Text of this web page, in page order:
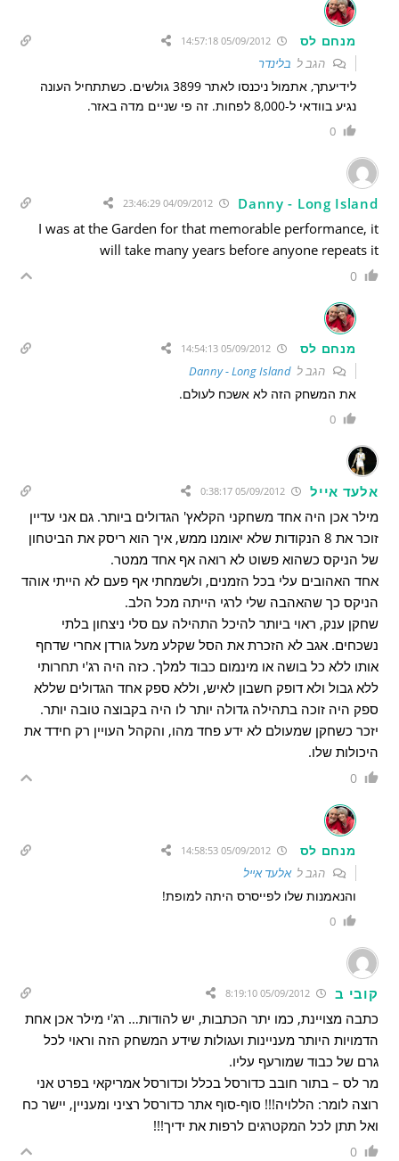
מנחם לס 05/09/2012 14:57:18
הגב ל בלינדר
לידיעתך, אתמול ניכנסו לאתר 3899 גולשים. כשתתחיל העונה
נגיע בוודאי ל-8,000 לפחות. זה פי שניים מדה באזר.
0
Danny - Long Island
I was at the Garden for that memorable performance, it
will take many years before anyone repeats it
0
מנחם לס 05/09/2012 14:54:13
הגב לDanny - Long Island
את המשחק הזה לא אשכח לעולם.
0
אלעד אייל
מילר אכן היה אחד משחקני הקלאץ' הגדולים ביותר. גם אני עדיין
זוכר את 8 הנקודות שלא יאומנו ממש, איך הוא ריסק את הביטחון
של הניקס כשהוא פשוט לא רואה אף אחד ממטר.
אחד האהובים עלי בכל הזמנים, ולשמחתי אף פעם לא הייתי אוהד
הניקס כך שהאהבה שלי לרגי הייתה מכל הלב.
שחקן ענק, ראוי ביותר להיכל התהילה עם סלי ניצחון בלתי
נשכחים. אגב לא הזכרת את הסל שקלע מעל גורדן אחרי שדחף
אותו ללא כל בושה או מינמום כבוד למלך. כזה היה רג'י תחרותי
ללא גבול ולא דופק חשבון לאיש, וללא ספק אחד הגדולים שללא
ספק היה זוכה בתהילה גדולה יותר לו היה בקבוצה טובה יותר.
יזכר כשחקן שמעולם לא ידע פחד מהו, והקהל העויין רק חידד את
היכולות שלו.
0
מנחם לס 05/09/2012 14:58:53
הגב לאלעד אייל
והנאמנות שלו לפייסרס היתה למופת!
0
קובי ב
כתבה מצויינת, כמו יתר הכתבות, יש להודות… רג'י מילר אכן אחת
הדמויות היותר מעניינות ועגולות שידע המשחק הזה וראוי לכל
גרם של כבוד שמורעף עליו.
מר לס – בתור חובב כדורסל בכלל וכדורסל אמריקאי בפרט אני
רוצה לומר: הללויה!!! סוף-סוף אתר כדורסל רציני ומעניין, יישר כח
ואל תתן לכל המקטרגים לרפות את ידיך!!!
0